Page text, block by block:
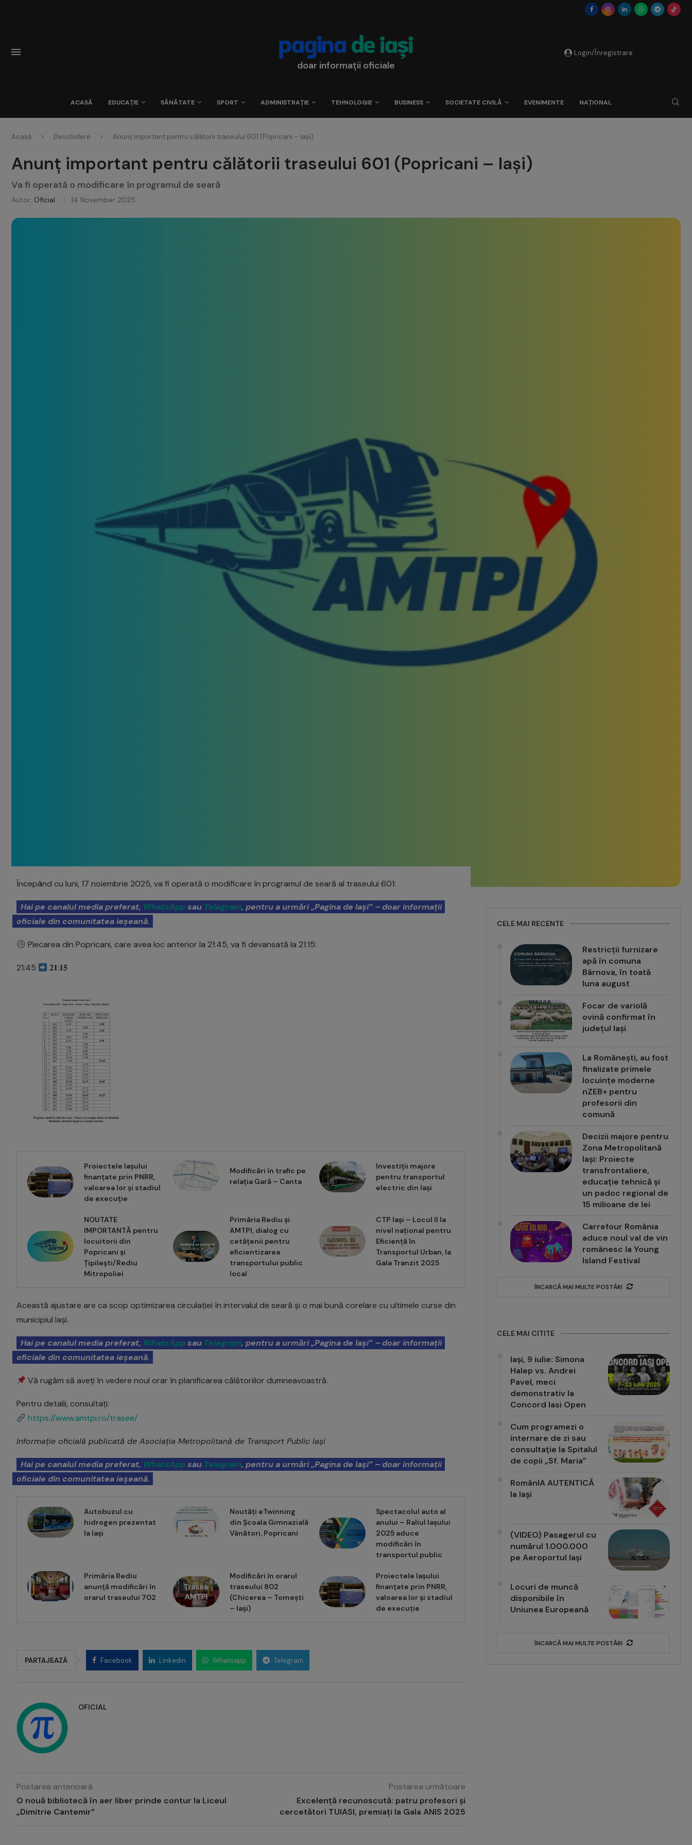
doar informații oficiale
Login/Înregistrare
ACASĂ EDUCAȚIE SĂNĂTATE SPORT ADMINISTRAȚIE TEHNOLOGIE BUSINESS SOCIETATE CIVILĂ EVENIMENTE NAȚIONAL
Acasă Deschidere Anunț important pentru călătorii traseului 601 (Popricani – Iași)
Anunț important pentru călătorii traseului 601 (Popricani – Iași)
Va fi operată o modificare în programul de seară
Autor: Oficial 14 November 2025
Începând cu luni, 17 noiembrie 2025, va fi operată o modificare în programul de seară al traseului 601:
Hai pe canalul media preferat, WhatsAppsau Telegram, pentru a urmări „Pagina de Iași” – doar informații
oficiale din comunitatea ieșeană.
Plecarea din Popricani, care avea loc anterior la 21:45, va fi devansată la 21:15:
21:45 𝟐𝟏:𝟏𝟓
Proiectele Iașului
finanțate prin PNRR,
valoarea lor și stadiul
de execuție
Modificări în trafic pe
relația Gară – Canta
Investiții majore
pentru transportul
electric din Iași
NOUTATE
IMPORTANTĂ pentru
locuitorii din
Popricani și
Țipilești/Rediu
Mitropoliei
Primăria Rediu și
AMTPI, dialog cu
cetățenii pentru
eficientizarea
transportului public
local
CTP Iași – Locul II la
nivel național pentru
Eficiență în
Transportul Urban, la
Gala Tranzit 2025
Această ajustare are ca scop optimizarea circulației în intervalul de seară și o mai bună corelare cu ultimele curse din
municipiul Iași.
Hai pe canalul media preferat, WhatsAppsau Telegram, pentru a urmări „Pagina de Iași” – doar informații
oficiale din comunitatea ieșeană.
Vă rugăm să aveți în vedere noul orar în planificarea călătoriilor dumneavoastră.
Pentru detalii, consultați:
https://www.amtpi.ro/trasee/
Informație oficială publicată de Asociația Metropolitană de Transport Public Iași
Hai pe canalul media preferat, WhatsAppsau Telegram, pentru a urmări „Pagina de Iași” – doar informații
oficiale din comunitatea ieșeană.
Autobuzul cu
hidrogen prezentat
la Iași
Noutăți eTwinning
din Școala Gimnazială
Vânători, Popricani
Spectacolul auto al
anului – Raliul Iașului
2025 aduce
modificări în
transportul public
Primăria Rediu
anunță modificări în
orarul traseului 702
Modificări în orarul
traseului 802
(Chicerea – Tomești
– Iași)
Proiectele Iașului
finanțate prin PNRR,
valoarea lor și stadiul
de execuție
PARTAJEAZĂ Facebook Linkedin Whatsapp Telegram
OFICIAL
Postarea anterioară
O nouă bibliotecă în aer liber prinde contur la Liceul
„Dimitrie Cantemir”
Postarea următoare
Excelență recunoscută: patru profesori și
cercetători TUIASI, premiați la Gala ANIS 2025
CELE MAI RECENTE
Restricții furnizare
apă în comuna
Bârnova, în toată
luna august
Focar de variolă
ovină confirmat în
județul Iași
La Românești, au fost
finalizate primele
locuințe moderne
nZEB+ pentru
profesorii din
comună
Decizii majore pentru
Zona Metropolitană
Iași: Proiecte
transfrontaliere,
educație tehnică și
un padoc regional de
15 milioane de lei
Carrefour România
aduce noul val de vin
românesc la Young
Island Festival
ÎNCARCĂ MAI MULTE POSTĂRI
CELE MAI CITITE
Iași, 9 iulie: Simona
Halep vs. Andrei
Pavel, meci
demonstrativ la
Concord Iasi Open
Cum programezi o
internare de zi sau
consultație la Spitalul
de copii „Sf. Maria”
RomânIA AUTENTICĂ
la Iași
(VIDEO) Pasagerul cu
numărul 1.000.000
pe Aeroportul Iași
Locuri de muncă
disponibile în
Uniunea Europeană
ÎNCARCĂ MAI MULTE POSTĂRI